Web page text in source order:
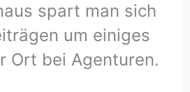
spart man sich
um einiges
Ort bei Agenturen.